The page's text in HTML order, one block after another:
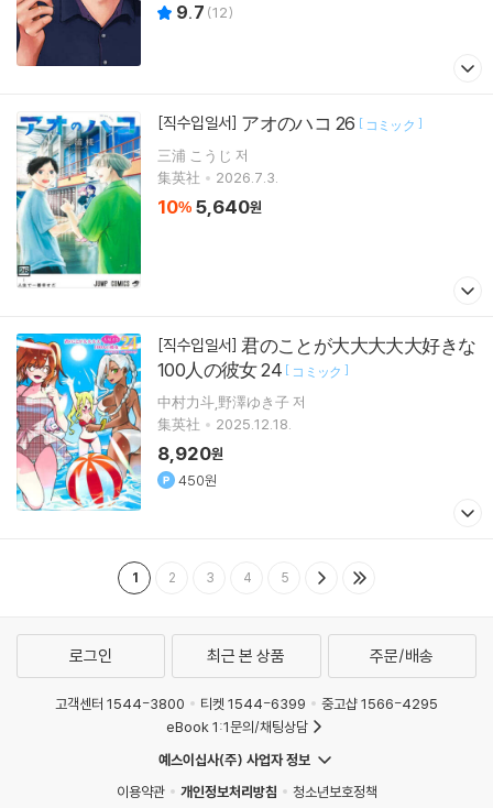
9.7 (12)
[직수입일서] アオのハコ 26 [ コミック ]
三浦 こうじ 저
集英社
2026.7.3.
10% 5,640원
[직수입일서] 君のことが大大大大大好きな
100人の彼女 24 [ コミック ]
中村力斗,野澤ゆき子 저
集英社
2025.12.18.
8,920원
450원
1 2 3 4 5
로그인 최근 본 상품 주문/배송
고객센터 1544-3800 티켓 1544-6399
중고샵 1566-4295
eBook 1:1문의/채팅상담
예스이십사(주) 사업자 정보
이용약관
개인정보처리방침
청소년보호정책